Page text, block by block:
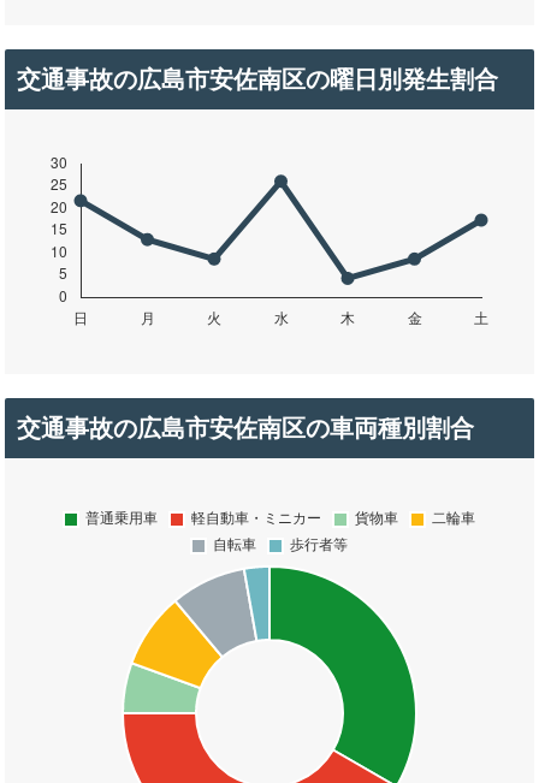
交通事故の広島市安佐南区の曜日別発生割合
交通事故の広島市安佐南区の車両種別割合